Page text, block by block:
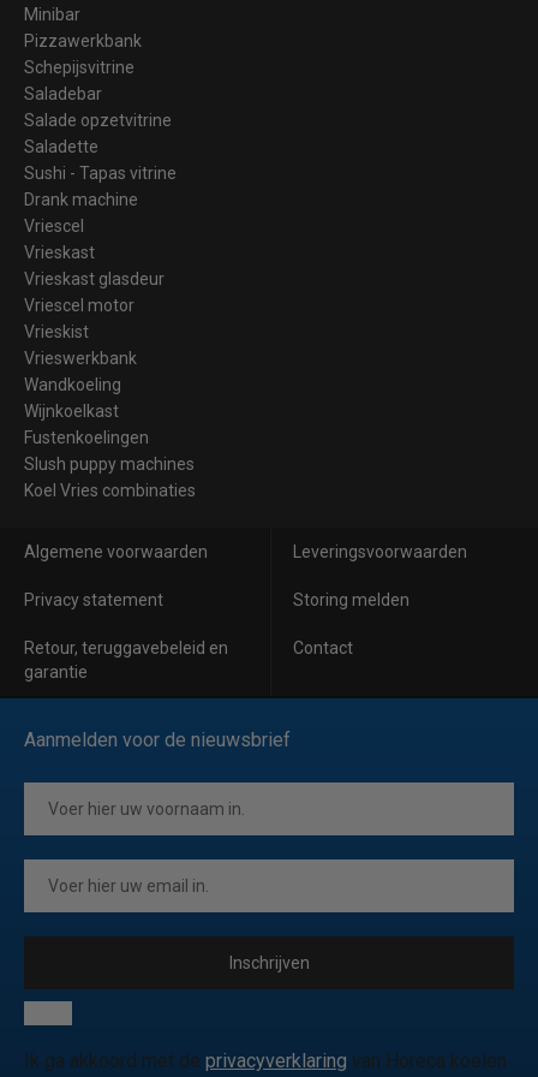
Minibar
Pizzawerkbank
Schepijsvitrine
Saladebar
Salade opzetvitrine
Saladette
Sushi - Tapas vitrine
Drank machine
Vriescel
Vrieskast
Vrieskast glasdeur
Vriescel motor
Vrieskist
Vrieswerkbank
Wandkoeling
Wijnkoelkast
Fustenkoelingen
Slush puppy machines
Koel Vries combinaties
Algemene voorwaarden Leveringsvoorwaarden
Privacy statement Storing melden
Retour, teruggavebeleid en
garantie
Contact
Aanmelden voor de nieuwsbrief
Inschrijven
Ik ga akkoord met de privacyverklaring van Horeca koelen